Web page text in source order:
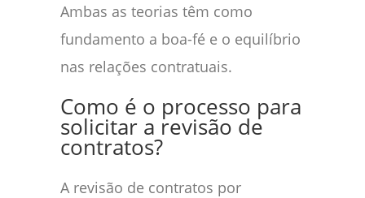
Ambas as teorias têm como
fundamento a boa-fé e o equilíbrio
nas relações contratuais.
Como é o processo para
solicitar a revisão de
contratos?
A revisão de contratos por